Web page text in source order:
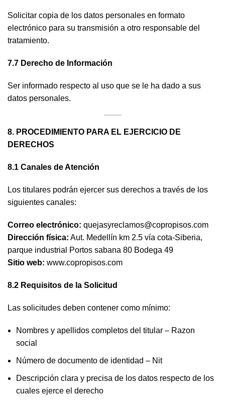
Solicitar copia de los datos personales en formato
electrónico para su transmisión a otro responsable del
tratamiento.
7.7 Derecho de Información
Ser informado respecto al uso que se le ha dado a sus
datos personales.
8. PROCEDIMIENTO PARA EL EJERCICIO DE
DERECHOS
8.1 Canales de Atención
Los titulares podrán ejercer sus derechos a través de los
siguientes canales:
Correo electrónico: quejasyreclamos@copropisos.com
Dirección física: Aut. Medellín km 2.5 vía cota-Siberia,
parque industrial Portos sabana 80 Bodega 49
Sitio web: www.copropisos.com
8.2 Requisitos de la Solicitud
Las solicitudes deben contener como mínimo:
Nombres y apellidos completos del titular – Razon
social
Número de documento de identidad – Nit
Descripción clara y precisa de los datos respecto de los
cuales ejerce el derecho